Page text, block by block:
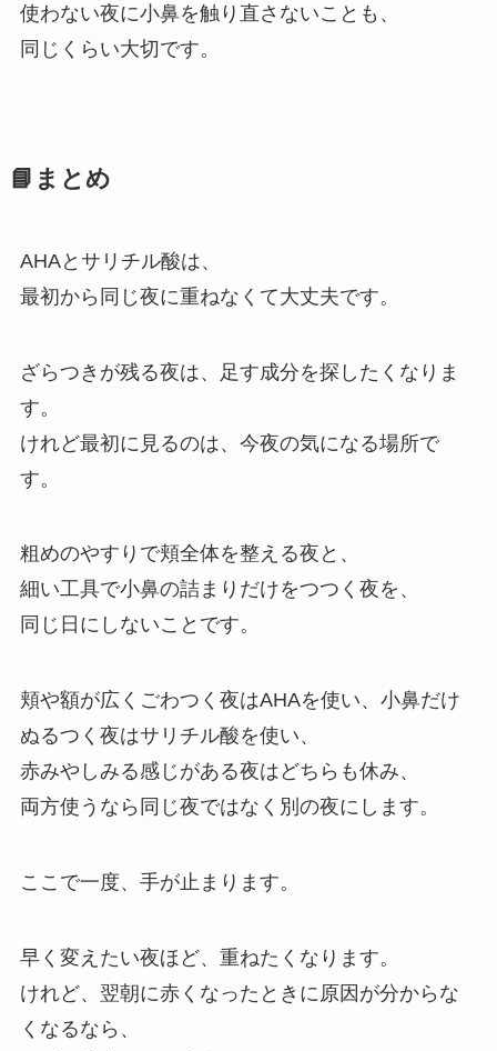
使わない夜に小鼻を触り直さないことも、
同じくらい大切です。
📘まとめ
AHAとサリチル酸は、
最初から同じ夜に重ねなくて大丈夫です。
ざらつきが残る夜は、足す成分を探したくなりま
す。
けれど最初に見るのは、今夜の気になる場所で
す。
粗めのやすりで頬全体を整える夜と、
細い工具で小鼻の詰まりだけをつつく夜を、
同じ日にしないことです。
頬や額が広くごわつく夜はAHAを使い、小鼻だけ
ぬるつく夜はサリチル酸を使い、
赤みやしみる感じがある夜はどちらも休み、
両方使うなら同じ夜ではなく別の夜にします。
ここで一度、手が止まります。
早く変えたい夜ほど、重ねたくなります。
けれど、翌朝に赤くなったときに原因が分からな
くなるなら、